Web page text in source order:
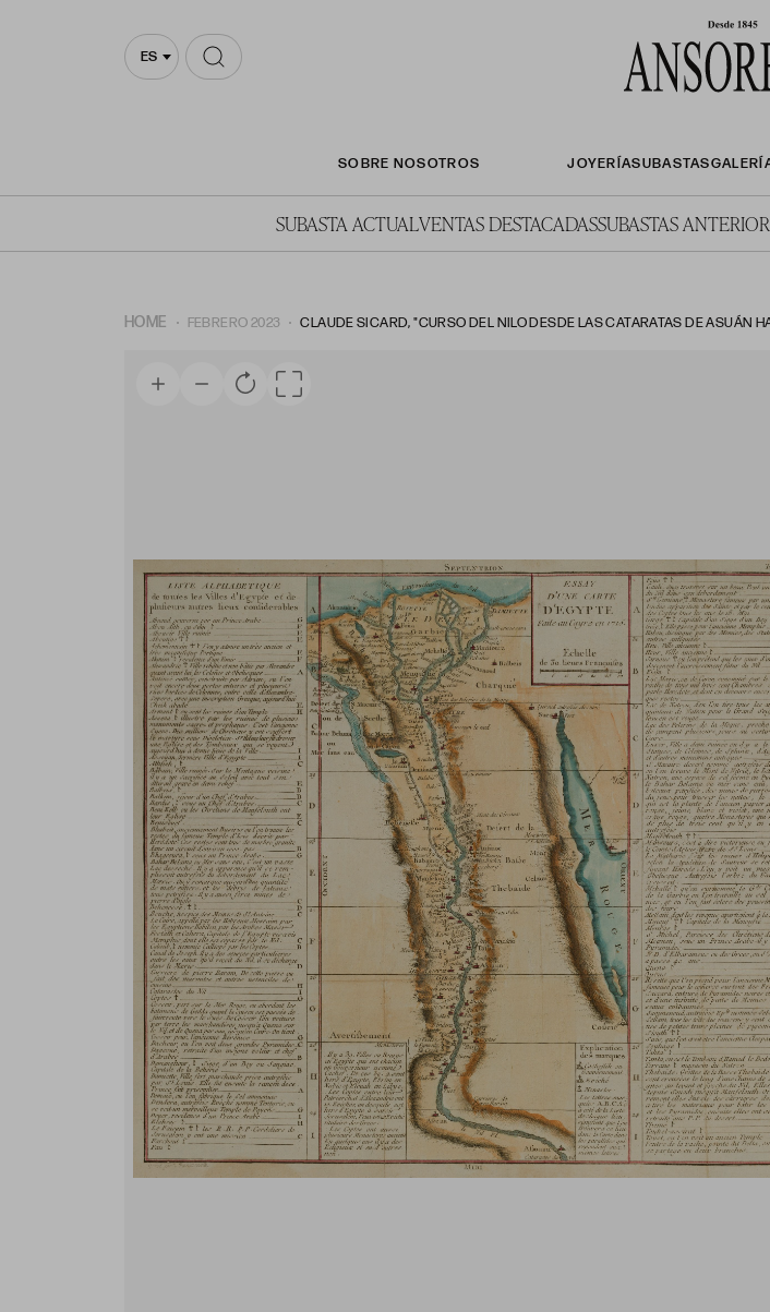
ES
SOBRE NOSOTROS JOYERÍASUBASTAS
SUBASTA ACTUALVENTAS DESTACADASSUBASTAS
HOME FEBRERO 2023 CLAUDE SICARD, "CURSO DEL NILO DESDE LAS CATARATAS DE ASUÁN